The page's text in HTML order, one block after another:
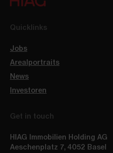
Quicklinks
Jobs
Arealportraits
News
Investoren
Get in touch
HIAG Immobilien Holding AG
Aeschenplatz 7, 4052 Basel